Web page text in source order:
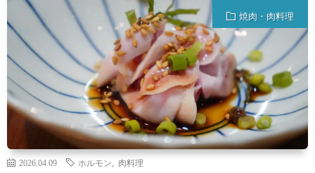
焼肉・肉料理
2026.04.09 ホルモン 肉料理